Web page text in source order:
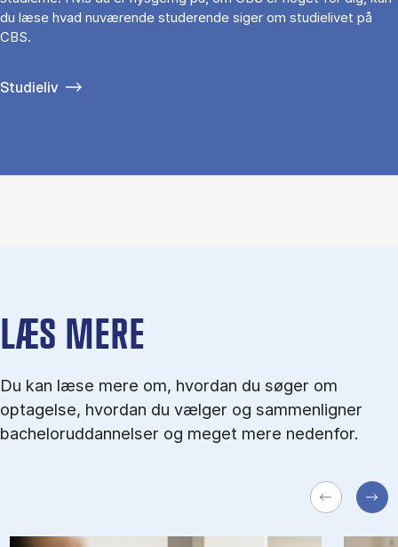
du læse hvad nuværende studerende siger om studielivet på
CBS.
Studieliv
LÆS MERE
Du kan læse mere om, hvordan du søger om
optagelse, hvordan du vælger og sammenligner
bacheloruddannelser og meget mere nedenfor.